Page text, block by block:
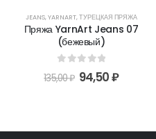
JEANS,YARNART,ТУРЕЦКАЯ ПРЯЖА
Пряжа YarnArt Jeans 07
(бежевый)
out of 5
135,00₽ 94,50₽